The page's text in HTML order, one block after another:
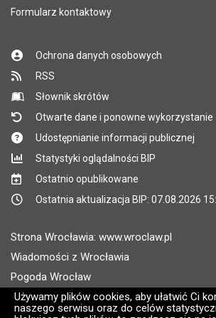
Używamy plików cookies, aby ułatwić Ci
naszego serwisu oraz do celów
Formularz kontaktowy
Ochrona danych osobowych
RSS
Słownik skrótów
Otwarte dane i ponowne wykorzystanie
Udostępnianie informacji publicznej
Statystyki oglądalności BIP
Ostatnio opublikowane
Ostatnia aktualizacja BIP: 07.08.2026
Strona Wrocławia: www.wroclaw.pl
Wiadomości z Wrocławia
Pogoda Wrocław
Rozkłady jazdy MPK Wrocław